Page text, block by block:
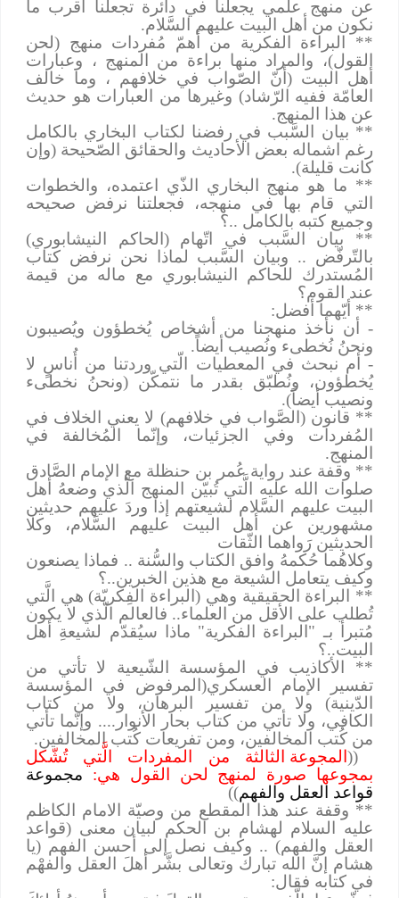
عن منهج علمي يجعلنا في دائرة تجعلنا أقرب ما
نكون من أهل البيت عليهم السَّلام.
** البراءة الفكرية من أهمّ مُفردات منهج (لحن
القول)، والمراد منها براءة من المنهج ، وعبارات
أهل البيت (أنّ الصّواب في خلافهم ، وما خالف
العامّة ففيه الرّشاد) وغيرها من العبارات هو حديث
عن هذا المنهج.
** بيان السَّبب في رفضنا لكتاب البخاري بالكامل
رغم اشماله بعض الأحاديث والحقائق الصّحيحة (وإن
كانت قليلة).
** ما هو منهج البخاري الذّي اعتمده، والخطوات
التي قام بها في منهجه، فجعلتنا نرفض صحيحه
وجميع كتبه بالكامل ..؟
** بيان السَّبب في اتّهام (الحاكم النيشابوري)
بالتّرفّض .. وبيان السَّبب لماذا نحن نرفض كتاب
المُستدرك للحاكم النيشابوري مع ماله من قيمة
عند القوم؟
** أيّهما أفضل:
- أن نأخذ منهجنا من أشخاص يُخطؤون ويُصيبون
ونحنُ نُخطىء ونُصيب أيضاً.
- أم نبحث في المعطيات الّتي وردتنا من أُناسٍ لا
يُخطؤون، ونُطبّق بقدر ما نتمكّن (ونحنُ نخطىء
ونصيب أيضاً).
** قانون (الصَّواب في خلافهم) لا يعني الخلاف في
المُفردات وفي الجزئيات، وإنّما المُخالفة في
المنهج.
** وقفة عند رواية عُمر بن حنظلة مع الإمام الصَّادق
صلوات الله عليه الَّتي تُبيّن المنهج الّذي وضعهُ أهل
البيت عليهم السَّلام لشيعتهم إذا وردَ عليهم حديثين
مشهورين عن أهل البيت عليهم السَّلام، وكلا
الحديثين رَواهما الثّقات
وكلاهُما حُكمهُ وافق الكتاب والسُّنة .. فماذا يصنعون
وكيف يتعامل الشيعة مع هذين الخبرين..؟
** البراءة الحقيقية وهي (البراءة الفِكريّة) هي الَّتي
تُطلب على الأقل من العلماء.. فالعالم الّذي لا يكون
مُتبرأ بـ "البراءة الفكرية" ماذا سيُقدّم لشيعةِ أهل
البيت..؟
** الأكاذيب في المؤسسة الشّيعية لا تأتي من
تفسير الإمام العسكري(المرفوض في المؤسسة
الدّينية) ولا من تفسير البرهان، ولا من كتاب
الكافي، ولا تأتي من كتاب بحار الأنوار.... وإنّما تأتي
من كُتب المخالفين، ومن تفريعات كُتب المخالفين.
((المجوعة الثالثة من المفردات الَّتي تُشّكل
بمجوعها صورة لمنهج لحن القول هي:
مجموعة
قواعد العقل والفهم))
** وقفة عند هذا المقطع من وصيّة الامام الكاظم
عليه السلام لهشام بن الحكم لبيان معنى (قواعد
العقل والفهم) .. وكيف نصل إلى أحسن الفهم (يا
هشام إنَّ الله تبارك وتعالى بشَّر أهلَ العقل والفهْم
في كتابه فقال :